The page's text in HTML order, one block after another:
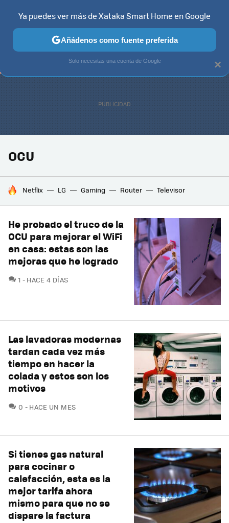
TELEVISORES CONTENIDOS SMART TV SELECCIÓN
OCU
HOY SE HABLA DE
Netflix LG Gaming Router Televisor
He probado el truco de la
OCU para mejorar el WiFi
en casa: estas son las
mejoras que he logrado
1 COMENTARIOS
HACE 4 DÍAS
Las lavadoras modernas
tardan cada vez más
tiempo en hacer la
colada y estos son los
motivos
0 COMENTARIOS
HACE UN MES
Si tienes gas natural
para cocinar o
calefacción, esta es la
mejor tarifa ahora
mismo para que no se
dispare la factura
×
Ya puedes ver más de Xataka Smart Home en Google
Añádenos como fuente preferida
Solo necesitas una cuenta de Google